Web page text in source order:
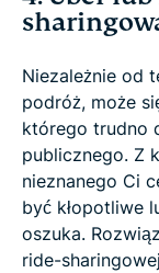
Niezależnie od
podróż, może
którego trudno
publicznego. Z
nieznanego Ci
być kłopotliwe
oszuka.
ride-